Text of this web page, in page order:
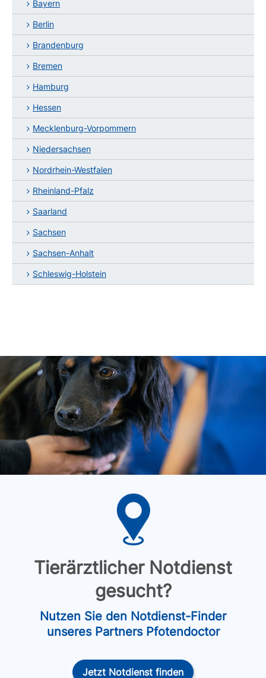
Bayern
Berlin
Brandenburg
Bremen
Hamburg
Hessen
Mecklenburg-Vorpommern
Niedersachsen
Nordrhein-Westfalen
Rheinland-Pfalz
Saarland
Sachsen
Sachsen-Anhalt
Schleswig-Holstein
Tierärztlicher Notdienst
gesucht?
Nutzen Sie den Notdienst-Finder
unseres Partners Pfotendoctor
Jetzt Notdienst finden